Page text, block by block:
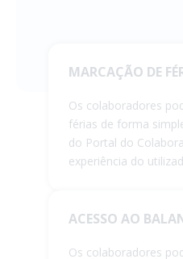
MARCAÇÃO DE
Os colaboradores
férias de forma
do Portal do
experiência do
ACESSO AO
Os colaboradores